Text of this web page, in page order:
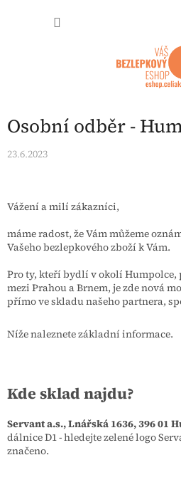
Osobní odběr -
23.6.2023
Vážení a milí zákazníci,
máme radost, že Vám můžeme
Vašeho bezlepkového zboží k Vám.
Pro ty, kteří bydlí v okolí Humpolce,
mezi Prahou a Brnem, je zde nová
přímo ve skladu našeho partnera,
Níže naleznete základní informace.
Kde sklad najdu?
Servant a.s., Lnářská 1636, 396 01
dálnice D1 - hledejte zelené logo
značeno.